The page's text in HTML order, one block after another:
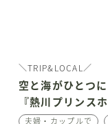
＼TRIP&LOCAL／
空と海がひとつ
『熱川プリンスホ
夫婦・カップルで